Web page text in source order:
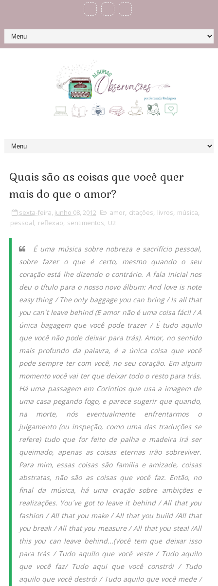
Quais são as coisas que você quer
mais do que o amor?
sexta-feira, junho 08, 2012 amor, citações, livros, música,
pessoal, reflexão, sentimentos, U2
É uma música sobre nobreza e sacrifício pessoal,
sobre fazer o que é certo, mesmo quando o seu
coração está lhe dizendo o contrário. A fala inicial nos
deu o título para o nosso novo álbum:And love is note
easy thing / The only baggage you can bring / Is all that
you can´t leave behind(E amor não é uma coisa fácil / A
única bagagem que você pode trazer / É tudo aquilo
que você não pode deixar para trás). Amor, no sentido
mais profundo da palavra, é a única coisa que você
pode sempre ter com você, no seu coração. Em algum
momento você vai ter que deixar todo o resto para trás.
Há uma passagem em Coríntios que usa a imagem de
uma casa pegando fogo, e parece sugerir que quando,
na morte, nós eventualmente enfrentarmos o
julgamento (ou inspeção, como uma das traduções se
refere) tudo que for feito de palha e madeira irá ser
queimado, apenas as coisas eternas irão sobreviver.
Para mim, essas coisas são família e amizade, coisas
abstratas, não são as coisas que você faz. Então, no
final da música, há uma oração sobre ambições e
realizações. You´ve got to leave it behind / All that you
fashion / All that you make / All that you build /All that
you break / All that you measure / All that you steal /All
this you can leave behind...(Você tem que deixar isso
para trás / Tudo aquilo que você veste / Tudo aquilo
que você faz/ Tudo aqui que você constrói / Tudo
aquilo que você destrói / Tudo aquilo que você mede /